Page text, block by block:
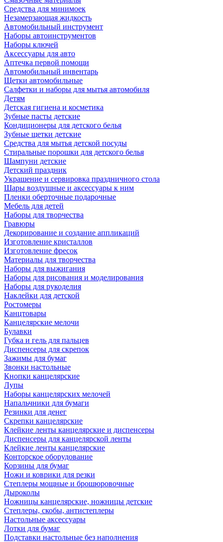
Средства для минимоек
Незамерзающая жидкость
Автомобильный инструмент
Наборы автоинструментов
Наборы ключей
Аксессуары для авто
Аптечка первой помощи
Автомобильный инвентарь
Щетки автомобильные
Салфетки и наборы для мытья автомобиля
Детям
Детская гигиена и косметика
Зубные пасты детские
Кондиционеры для детского белья
Зубные щетки детские
Средства для мытья детской посуды
Стиральные порошки для детского белья
Шампуни детские
Детский праздник
Украшение и сервировка праздничного стола
Шары воздушные и аксессуары к ним
Пленки оберточные подарочные
Мебель для детей
Наборы для творчества
Гравюры
Декорирование и создание аппликаций
Изготовление кристаллов
Изготовление фресок
Материалы для творчества
Наборы для выжигания
Наборы для рисования и моделирования
Наборы для рукоделия
Наклейки для детской
Ростомеры
Канцтовары
Канцелярские мелочи
Булавки
Губка и гель для пальцев
Диспенсеры для скрепок
Зажимы для бумаг
Звонки настольные
Кнопки канцелярские
Лупы
Наборы канцелярских мелочей
Напальчники для бумаги
Резинки для денег
Скрепки канцелярские
Клейкие ленты канцелярские и диспенсеры
Диспенсеры для канцелярской ленты
Клейкие ленты канцелярские
Конторское оборудование
Корзины для бумаг
Ножи и коврики для резки
Степлеры мощные и брошюровочные
Дыроколы
Ножницы канцелярские, ножницы детские
Степлеры, скобы, антистеплеры
Настольные аксессуары
Лотки для бумаг
Подставки настольные без наполнения